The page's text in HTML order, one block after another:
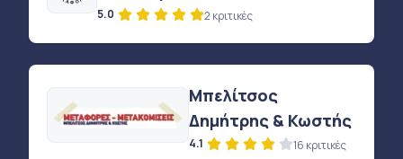
5.0 2 κριτικές
Μπελίτσος
Δημήτρης & Κωστής
4.1 16 κριτικές